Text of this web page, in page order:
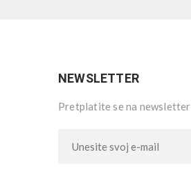
NEWSLETTER
Pretplatite se na newsletter